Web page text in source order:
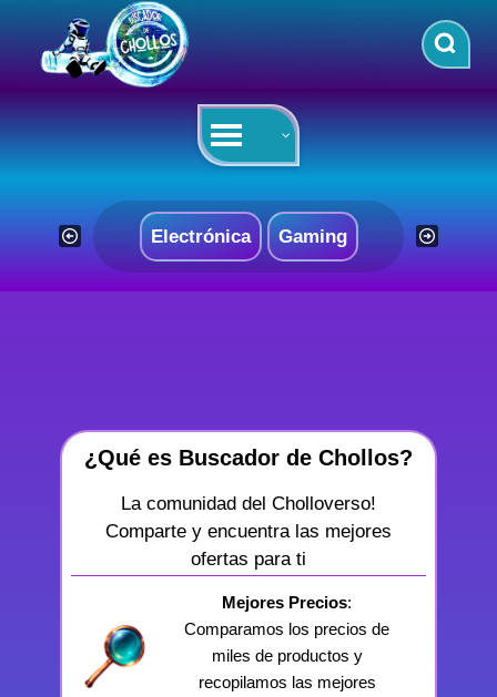
contenido
Electrónica Gaming
¿Qué es Buscador de Chollos?
La comunidad del Cholloverso!
Comparte y encuentra las mejores
ofertas para ti
Mejores Precios:
Comparamos los precios de
miles de productos y
recopilamos las mejores